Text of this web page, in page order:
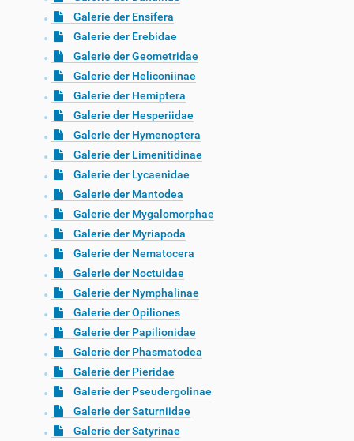
Galerie der Ensifera
Galerie der Erebidae
Galerie der Geometridae
Galerie der Heliconiinae
Galerie der Hemiptera
Galerie der Hesperiidae
Galerie der Hymenoptera
Galerie der Limenitidinae
Galerie der Lycaenidae
Galerie der Mantodea
Galerie der Mygalomorphae
Galerie der Myriapoda
Galerie der Nematocera
Galerie der Noctuidae
Galerie der Nymphalinae
Galerie der Opiliones
Galerie der Papilionidae
Galerie der Phasmatodea
Galerie der Pieridae
Galerie der Pseudergolinae
Galerie der Saturniidae
Galerie der Satyrinae